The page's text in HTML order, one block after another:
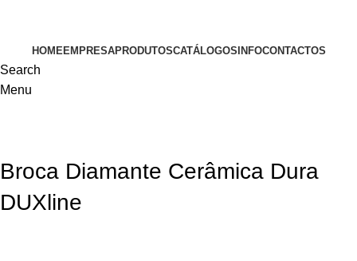
HOMEEMPRESAPRODUTOSCATÁLOGOS INFOCONTACTOS
Search
Menu
Broca Diamante Cerâmica Dura
DUXline